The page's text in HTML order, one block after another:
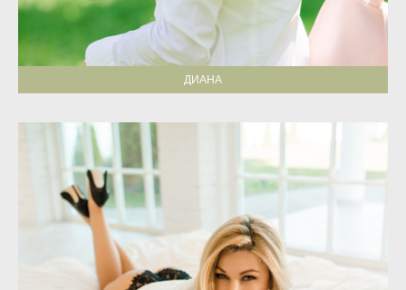
ДИАНА